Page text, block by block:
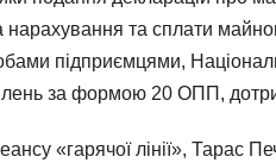
нарахування та сплати
підприємцями,
за формою 20 ОПП,
«гарячої лінії», Тарас